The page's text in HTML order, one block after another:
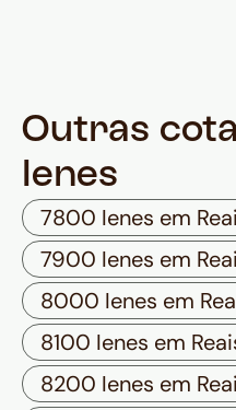
Outras
Ienes
7800 Ienes em
7900 Ienes em
8000 Ienes em
8100 Ienes em
8200 Ienes em